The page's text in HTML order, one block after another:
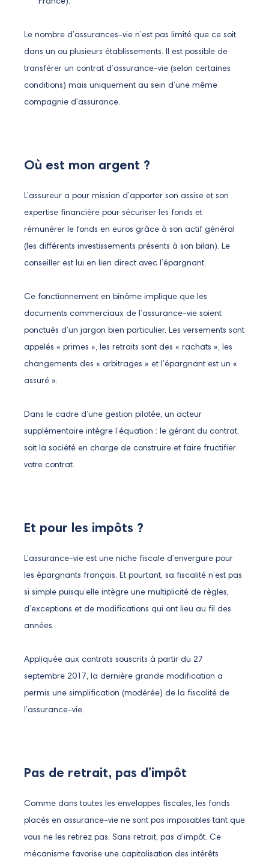
France).
Le nombre d’assurances-vie n’est pas limité que ce soit
dans un ou plusieurs établissements. Il est possible de
transférer un contrat d’assurance-vie (selon certaines
conditions) mais uniquement au sein d’une même
compagnie d’assurance.
Où est mon argent ?
L’assureur a pour mission d’apporter son assise et son
expertise financière pour sécuriser les fonds et
rémunérer le fonds en euros grâce à son actif général
(les différents investissements présents à son bilan). Le
conseiller est lui en lien direct avec l’épargnant.
Ce fonctionnement en binôme implique que les
documents commerciaux de l’assurance-vie soient
ponctués d’un jargon bien particulier. Les versements sont
appelés « primes », les retraits sont des « rachats », les
changements des « arbitrages » et l’épargnant est un «
assuré ».
Dans le cadre d’une gestion pilotée, un acteur
supplémentaire intègre l’équation : le gérant du contrat,
soit la société en charge de construire et faire fructifier
votre contrat.
Et pour les impôts ?
L’assurance-vie est une niche fiscale d’envergure pour
les épargnants français. Et pourtant, sa fiscalité n’est pas
si simple puisqu’elle intègre une multiplicité de règles,
d’exceptions et de modifications qui ont lieu au fil des
années.
Appliquée aux contrats souscrits à partir du 27
septembre 2017, la dernière grande modification a
permis une simplification (modérée) de la fiscalité de
l’assurance-vie.
Pas de retrait, pas d’impôt
Comme dans toutes les enveloppes fiscales, les fonds
placés en assurance-vie ne sont pas imposables tant que
vous ne les retirez pas. Sans retrait, pas d’impôt. Ce
mécanisme favorise une capitalisation des intérêts